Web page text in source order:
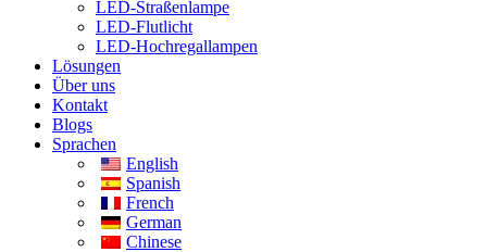
LED-Straßenlampe
LED-Flutlicht
LED-Hochregallampen
Lösungen
Über uns
Kontakt
Blogs
Sprachen
English
Spanish
French
German
Chinese